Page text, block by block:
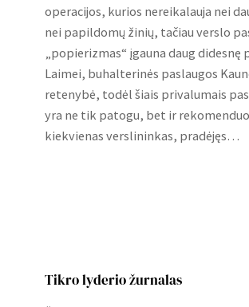
operacijos, kurios nereikalauja nei
nei papildomų žinių, tačiau verslo
„popierizmas“ įgauna daug didesnę
Laimei, buhalterinės paslaugos
retenybė, todėl šiais privalumais
yra ne tik patogu, bet ir
kiekvienas verslininkas, pradėjęs…
Tikro lyderio žurnalas